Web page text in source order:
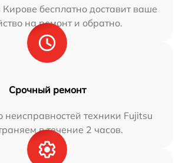
бесплатно доставит ваше
на ремонт и обратно.
Срочный ремонт
неисправностей техники Fujitsu
в течение 2 часов.